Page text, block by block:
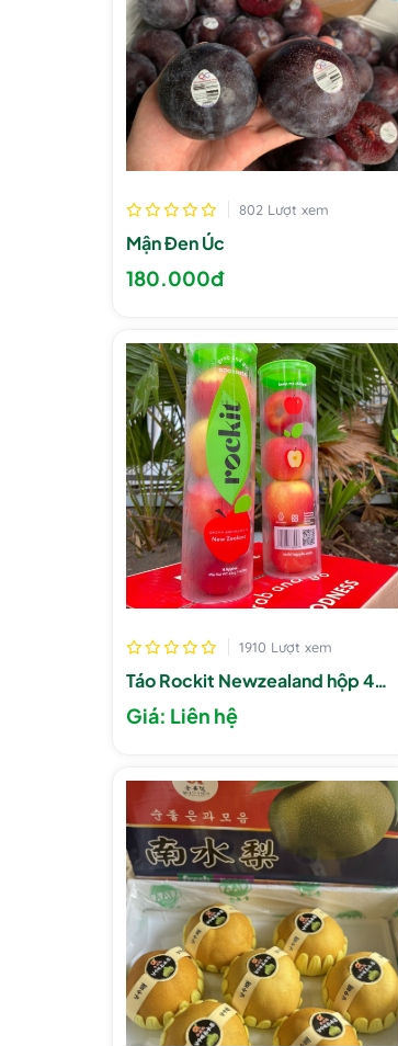
802 Lượt xem
Mận Đen Úc
180.000đ
1910 Lượt xem
Táo Rockit Newzealand hộp 4
trái
Giá: Liên hệ